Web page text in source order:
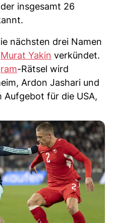
insgesamt 26
nächsten drei Namen
Murat Yakin verkündet.
-Rätsel wird
Ardon Jashari und
Aufgebot für die USA,